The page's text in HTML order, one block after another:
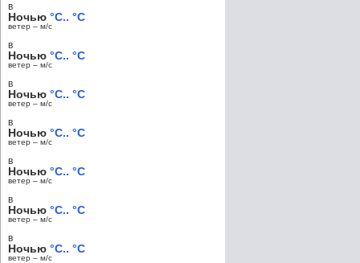
в
Ночью °C.. °C
ветер – м/c
в
Ночью °C.. °C
ветер – м/c
в
Ночью °C.. °C
ветер – м/c
в
Ночью °C.. °C
ветер – м/c
в
Ночью °C.. °C
ветер – м/c
в
Ночью °C.. °C
ветер – м/c
в
Ночью °C.. °C
ветер – м/c